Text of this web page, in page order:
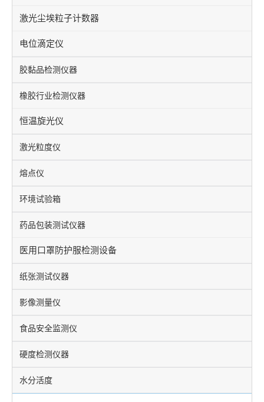
激光尘埃粒子计数器
电位滴定仪
胶黏品检测仪器
橡胶行业检测仪器
恒温旋光仪
激光粒度仪
熔点仪
环境试验箱
药品包装测试仪器
医用口罩防护服检测设备
纸张测试仪器
影像测量仪
食品安全监测仪
硬度检测仪器
水分活度